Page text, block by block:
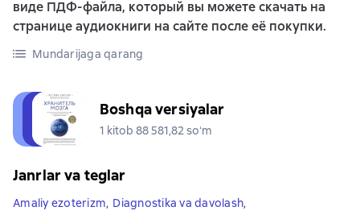
виде ПДФ-файла, который вы можете скачать на
странице аудиокниги на сайте после её покупки.
Mundarijaga qarang
Boshqa versiyalar
1 kitob 88 581,82 soʻm
Janrlar va teglar
Amaliy ezoterizm, Diagnostika va davolash,